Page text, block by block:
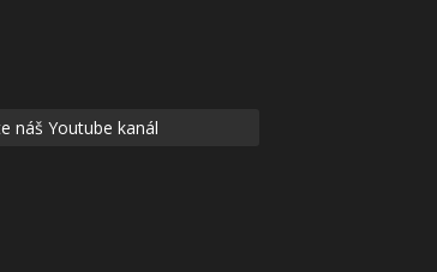
náš Youtube kanál